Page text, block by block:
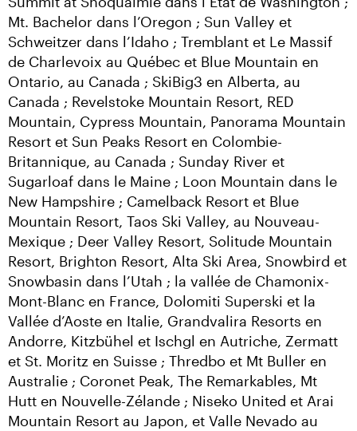
Mt. Bachelor dans l’Oregon ; Sun Valley et
Schweitzer dans l’Idaho ; Tremblant et Le Massif
de Charlevoix au Québec et Blue Mountain en
Ontario, au Canada ; SkiBig3 en Alberta, au
Canada ; Revelstoke Mountain Resort, RED
Mountain, Cypress Mountain, Panorama Mountain
Resort et Sun Peaks Resort en Colombie-
Britannique, au Canada ; Sunday River et
Sugarloaf dans le Maine ; Loon Mountain dans le
New Hampshire ; Camelback Resort et Blue
Mountain Resort, Taos Ski Valley, au Nouveau-
Mexique ; Deer Valley Resort, Solitude Mountain
Resort, Brighton Resort, Alta Ski Area, Snowbird et
Snowbasin dans l’Utah ; la vallée de Chamonix-
Mont-Blanc en France, Dolomiti Superski et la
Vallée d’Aoste en Italie, Grandvalira Resorts en
Andorre, Kitzbühel et Ischgl en Autriche, Zermatt
et St. Moritz en Suisse ; Thredbo et Mt Buller en
Australie ; Coronet Peak, The Remarkables, Mt
Hutt en Nouvelle-Zélande ; Niseko United et Arai
Mountain Resort au Japon, et Valle Nevado au